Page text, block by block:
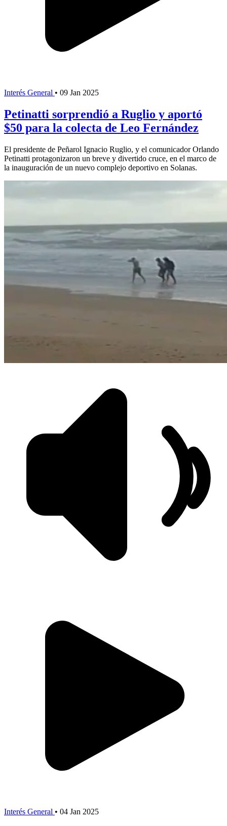
Interés General • 09 Jan 2025
Petinatti sorprendió a Ruglio y aportó
$50 para la colecta de Leo Fernández
El presidente de Peñarol Ignacio Ruglio, y el comunicador Orlando
Petinatti protagonizaron un breve y divertido cruce, en el marco de
la inauguración de un nuevo complejo deportivo en Solanas.
Interés General • 04 Jan 2025